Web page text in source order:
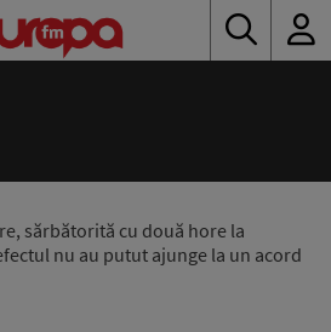
sărbătorită cu două hore la
nu au putut ajunge la un acord